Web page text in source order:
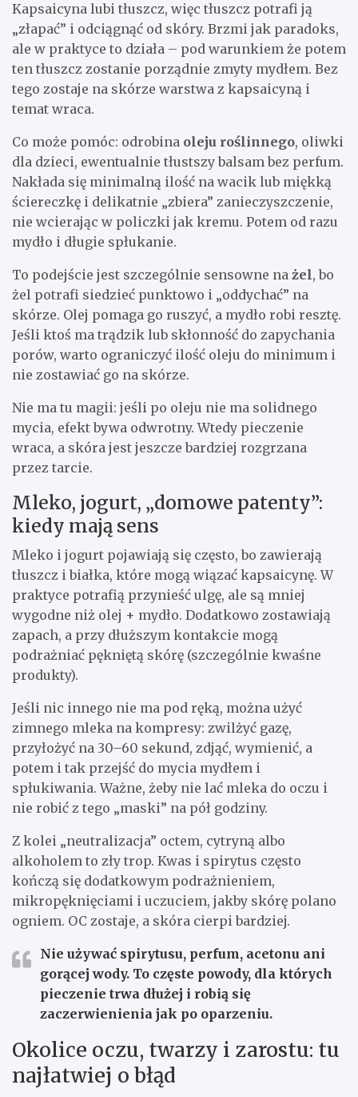
Kapsaicyna lubi tłuszcz, więc tłuszcz potrafi ją
„złapać” i odciągnąć od skóry. Brzmi jak paradoks,
ale w praktyce to działa – pod warunkiem że potem
ten tłuszcz zostanie porządnie zmyty mydłem. Bez
tego zostaje na skórze warstwa z kapsaicyną i
temat wraca.
Co może pomóc: odrobina oleju roślinnego, oliwki
dla dzieci, ewentualnie tłustszy balsam bez perfum.
Nakłada się minimalną ilość na wacik lub miękką
ściereczkę i delikatnie „zbiera” zanieczyszczenie,
nie wcierając w policzki jak kremu. Potem od razu
mydło i długie spłukanie.
To podejście jest szczególnie sensowne na żel, bo
żel potrafi siedzieć punktowo i „oddychać” na
skórze. Olej pomaga go ruszyć, a mydło robi resztę.
Jeśli ktoś ma trądzik lub skłonność do zapychania
porów, warto ograniczyć ilość oleju do minimum i
nie zostawiać go na skórze.
Nie ma tu magii: jeśli po oleju nie ma solidnego
mycia, efekt bywa odwrotny. Wtedy pieczenie
wraca, a skóra jest jeszcze bardziej rozgrzana
przez tarcie.
Mleko, jogurt, „domowe patenty”:
kiedy mają sens
Mleko i jogurt pojawiają się często, bo zawierają
tłuszcz i białka, które mogą wiązać kapsaicynę. W
praktyce potrafią przynieść ulgę, ale są mniej
wygodne niż olej + mydło. Dodatkowo zostawiają
zapach, a przy dłuższym kontakcie mogą
podrażniać pękniętą skórę (szczególnie kwaśne
produkty).
Jeśli nic innego nie ma pod ręką, można użyć
zimnego mleka na kompresy: zwilżyć gazę,
przyłożyć na 30–60 sekund, zdjąć, wymienić, a
potem i tak przejść do mycia mydłem i
spłukiwania. Ważne, żeby nie lać mleka do oczu i
nie robić z tego „maski” na pół godziny.
Z kolei „neutralizacja” octem, cytryną albo
alkoholem to zły trop. Kwas i spirytus często
kończą się dodatkowym podrażnieniem,
mikropęknięciami i uczuciem, jakby skórę polano
ogniem. OC zostaje, a skóra cierpi bardziej.
Nie używać spirytusu, perfum, acetonu ani
gorącej wody. To częste powody, dla których
pieczenie trwa dłużej i robią się
zaczerwienienia jak po oparzeniu.
Okolice oczu, twarzy i zarostu: tu
najłatwiej o błąd